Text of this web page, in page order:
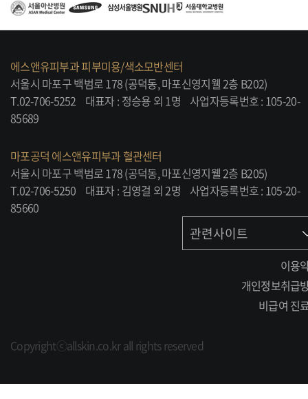
에스앤유피부과 피부미용/색소모반센터
서울시 마포구 백범로 178 (공덕동, 마포신영지웰 2층 B202)
T.02-706-5252
대표자 : 정승용 외 1명
사업자등록번호 : 105-20-
85689
마포공덕 에스앤유피부과 혈관센터
서울시 마포구 백범로 178 (공덕동, 마포신영지웰 2층 B205)
T.02-706-5250
대표자 : 김영걸 외 2명
사업자등록번호 : 105-20-
85660
관련사이트
이용
개인정보취급
비급여 진
Copyrightⓒallskin.co.kr all rights reserved